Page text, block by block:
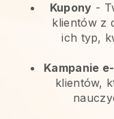
Kupony -
klientów z
ich typ,
Kampanie
klientów,